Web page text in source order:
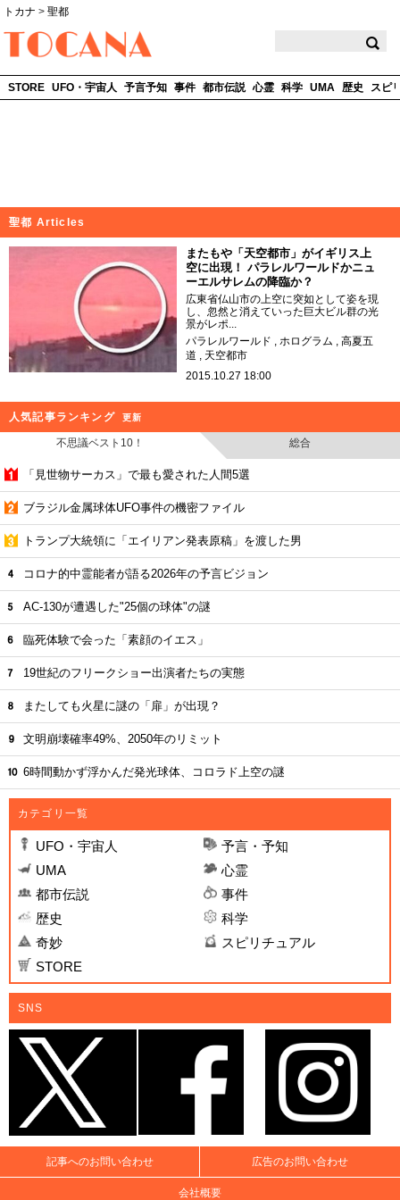
トカナ > 聖都
STORE UFO・宇宙人 予言予知 事件 都市伝説 心霊 科学 UMA 歴史 スピ
聖都 Articles
またもや「天空都市」がイギリス上
空に出現！ パラレルワールドかニュ
ーエルサレムの降臨か？
広東省仏山市の上空に突如として姿を現
し、忽然と消えていった巨大ビル群の光
景がレポ...
パラレルワールド
ホログラム
高夏五
道
天空都市
2015.10.27 18:00
人気記事ランキング 更新
不思議ベスト10！ 総合
「見世物サーカス」で最も愛された人間5選
ブラジル金属球体UFO事件の機密ファイル
トランプ大統領に「エイリアン発表原稿」を渡した男
コロナ的中霊能者が語る2026年の予言ビジョン
AC-130が遭遇した"25個の球体"の謎
臨死体験で会った「素顔のイエス」
19世紀のフリークショー出演者たちの実態
またしても火星に謎の「扉」が出現？
文明崩壊確率49%、2050年のリミット
6時間動かず浮かんだ発光球体、コロラド上空の謎
カテゴリ一覧
UFO・宇宙人
予言・予知
UMA
心霊
都市伝説
事件
歴史
科学
奇妙
スピリチュアル
STORE
SNS
記事へのお問い合わせ 広告のお問い合わせ
会社概要